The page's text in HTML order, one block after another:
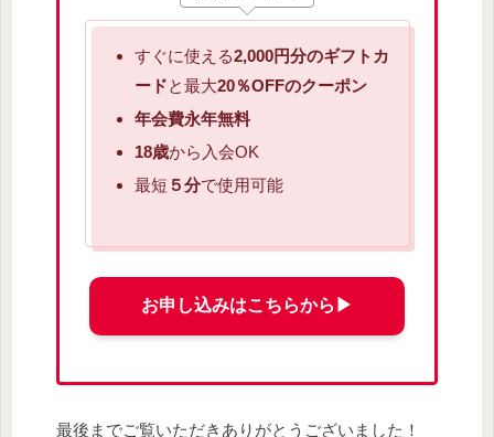
すぐに使える2,000円分のギフトカ
ードと最大20％OFFのクーポン
年会費永年無料
18歳から入会OK
最短 ５分で使用可能
お申し込みはこちらから▶︎
最後までご覧いただきありがとうございました！